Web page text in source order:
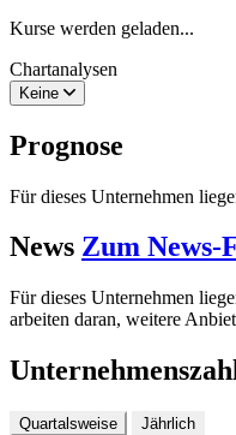
Kurse werden geladen...
Chartanalysen
Keine
Prognose
Für dieses Unternehmen
News Zum News-
Für dieses Unternehmen
arbeiten daran, weitere
Quartalsweise Jährlich